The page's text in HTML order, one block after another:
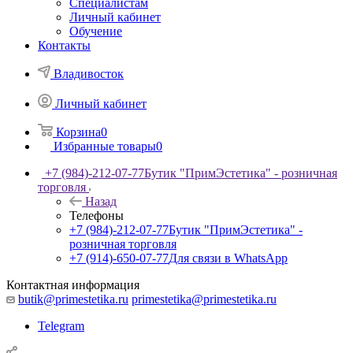
Специалистам
Личный кабинет
Обучение
Контакты
Владивосток
Личный кабинет
Корзина0
Избранные товары0
+7 (984)-212-07-77Бутик "ПримЭстетика" - розничная
торговля
Назад
Телефоны
+7 (984)-212-07-77Бутик "ПримЭстетика" -
розничная торговля
+7 (914)-650-07-77Для связи в WhatsApp
Контактная информация
butik@primestetika.ru primestetika@primestetika.ru
Telegram